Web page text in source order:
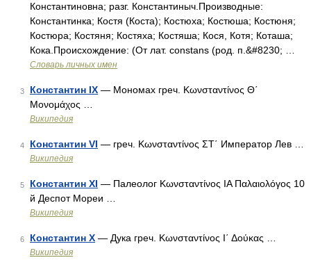
Константиновна; разг. Константиныч.Производные:
Константинка; Костя (Коста); Костюха; Костюша; Костюня;
Костюра; Костяня; Костяха; Костяша; Кося, Котя; Коташа;
Кока.Происхождение: (От лат. constans (род. п.&#8230; …
Словарь личных имен
3 Константин IX — Мономах греч. Κωνσταντίνος Θ΄
Μονομάχος …
Википедия
4 Константин VI — греч. Κωνσταντίνος ΣΤ΄ Император Лев …
Википедия
5 Константин XI — Палеолог Κωνσταντίνος ΙΑ Παλαιολόγος 10
й Деспот Мореи …
Википедия
6 Константин X — Дука греч. Κωνσταντίνος Ι΄ Δούκας …
Википедия